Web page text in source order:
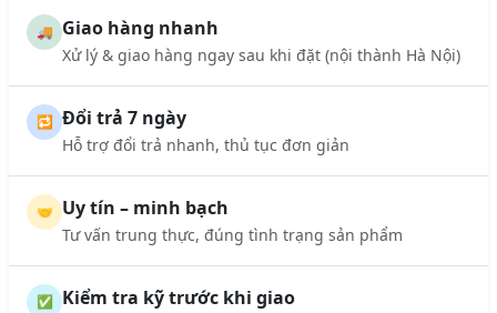
🚚 Giao hàng nhanh
Xử lý & giao hàng ngay sau khi đặt (nội thành Hà Nội)
🔁 Đổi trả 7 ngày
Hỗ trợ đổi trả nhanh, thủ tục đơn giản
🤝 Uy tín – minh bạch
Tư vấn trung thực, đúng tình trạng sản phẩm
✅ Kiểm tra kỹ trước khi giao